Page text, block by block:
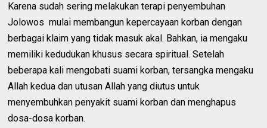
Karena sudah sering melakukan terapi penyembuhan
Jolowos mulai membangun kepercayaan korban dengan
berbagai klaim yang tidak masuk akal. Bahkan, ia mengaku
memiliki kedudukan khusus secara spiritual. Setelah
beberapa kali mengobati suami korban, tersangka mengaku
Allah kedua dan utusan Allah yang diutus untuk
menyembuhkan penyakit suami korban dan menghapus
dosa-dosa korban.